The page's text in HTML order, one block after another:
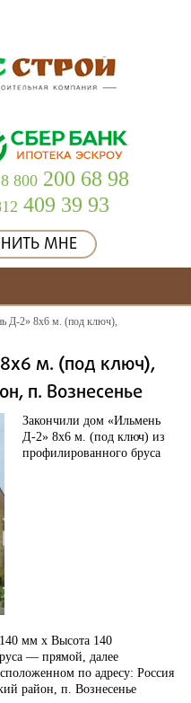
8 800 200 68 98
409 39 93
МНЕ
Д-2» 8х6 м. (под ключ),
м. (под ключ),
п. Вознесенье
Закончили дом «Ильмень
Д-2» 8х6 м. (под ключ) из
профилированного бруса
мм х Высота 140
— прямой, далее
по адресу: Россия
район, п. Вознесенье